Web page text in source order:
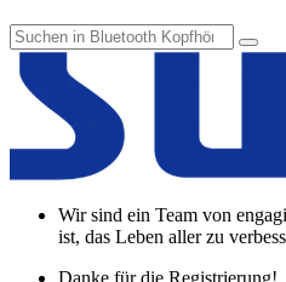
Wir sind ein Team von
ist, das Leben aller zu
Danke für die Registrierung!